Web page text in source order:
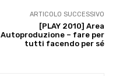
ARTICOLO SUCCESSIVO
[PLAY 2010] Area
Autoproduzione – fare per
tutti facendo per sé